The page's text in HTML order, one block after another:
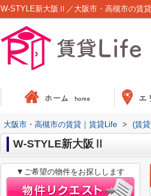
W-STYLE新大阪Ⅱ／大阪市・高槻市の賃
大阪市・高槻市の賃貸｜賃貸Life > (賃
W-STYLE新大阪Ⅱ
▼ご希望の物件をお探しします